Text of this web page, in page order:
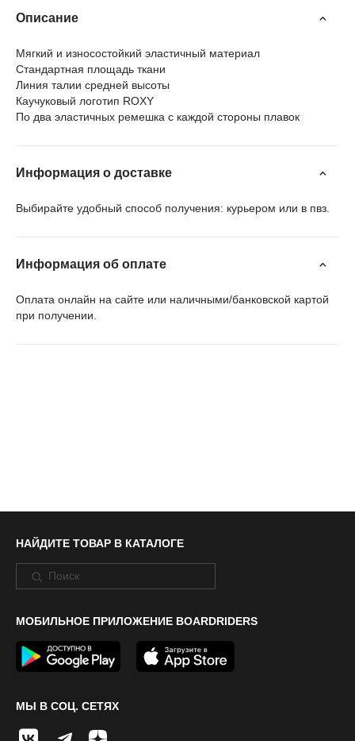
Описание
Мягкий и износостойкий эластичный материал
Стандартная площадь ткани
Линия талии средней высоты
Каучуковый логотип ROXY
По два эластичных ремешка с каждой стороны плавок
Информация о доставке
Выбирайте удобный способ получения: курьером или в пвз.
Информация об оплате
Оплата онлайн на сайте или наличными/банковской картой
при получении.
НАЙДИТЕ ТОВАР В КАТАЛОГЕ
МОБИЛЬНОЕ ПРИЛОЖЕНИЕ BOARDRIDERS
МЫ В СОЦ. СЕТЯХ